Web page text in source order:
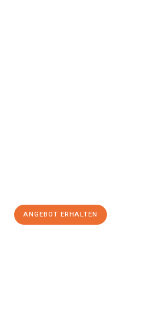
ANGEBOT ERHALTEN